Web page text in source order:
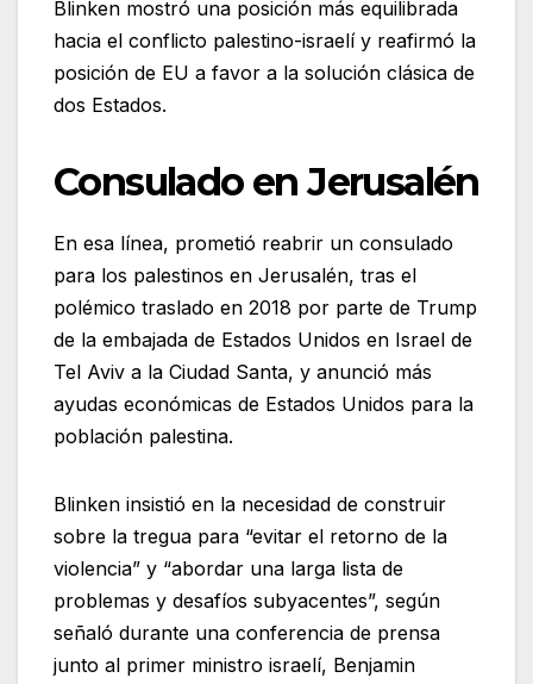
Blinken mostró una posición más equilibrada
hacia el conflicto palestino-israelí y reafirmó la
posición de EU a favor a la solución clásica de
dos Estados.
Consulado en Jerusalén
En esa línea, prometió reabrir un consulado
para los palestinos en Jerusalén, tras el
polémico traslado en 2018 por parte de Trump
de la embajada de Estados Unidos en Israel de
Tel Aviv a la Ciudad Santa, y anunció más
ayudas económicas de Estados Unidos para la
población palestina.
Blinken insistió en la necesidad de construir
sobre la tregua para “evitar el retorno de la
violencia” y “abordar una larga lista de
problemas y desafíos subyacentes”, según
señaló durante una conferencia de prensa
junto al primer ministro israelí, Benjamin